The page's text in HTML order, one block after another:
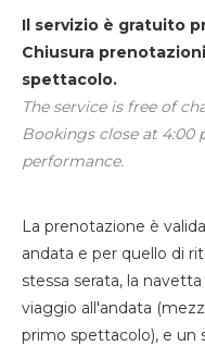
Il servizio è gratuito
Chiusura
spettacolo.
The service is free of
Bookings close at 4:00
performance.
La prenotazione è
andata e per quello di
stessa serata, la
viaggio all'andata
primo spettacolo), e un